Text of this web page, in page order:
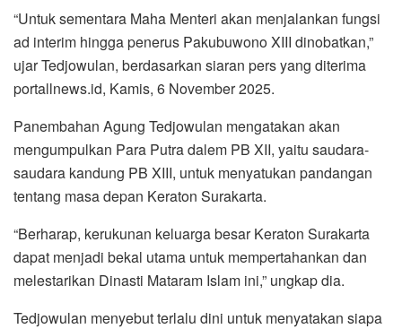
“Untuk sementara Maha Menteri akan menjalankan fungsi
ad interim hingga penerus Pakubuwono XIII dinobatkan,”
ujar Tedjowulan, berdasarkan siaran pers yang diterima
portallnews.id, Kamis, 6 November 2025.
Panembahan Agung Tedjowulan mengatakan akan
mengumpulkan Para Putra dalem PB XII, yaitu saudara-
saudara kandung PB XIII, untuk menyatukan pandangan
tentang masa depan Keraton Surakarta.
“Berharap, kerukunan keluarga besar Keraton Surakarta
dapat menjadi bekal utama untuk mempertahankan dan
melestarikan Dinasti Mataram Islam ini,” ungkap dia.
Tedjowulan menyebut terlalu dini untuk menyatakan siapa